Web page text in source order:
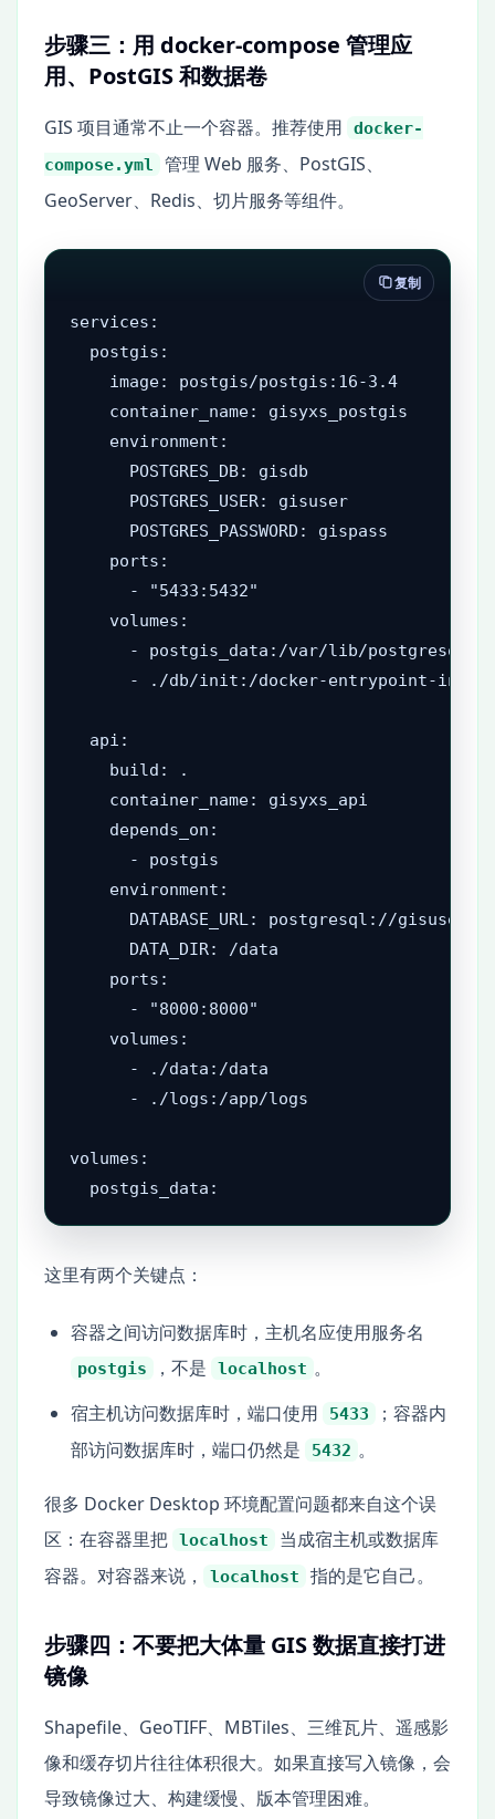
步骤三：用 docker-compose 管理应
用、PostGIS 和数据卷
GIS 项目通常不止一个容器。推荐使用
docker-
compose.yml
管理 Web 服务、PostGIS、
GeoServer、Redis、切片服务等组件。
services:
  postgis:
    image: postgis/postgis:16-3.4
    container_name: gisyxs_postgis
    environment:
      POSTGRES_DB: gisdb
      POSTGRES_USER: gisuser
      POSTGRES_PASSWORD: gispass
    ports:
      - "5433:5432"
    volumes:
- postgis_data:/var/lib/postgresql/
- ./db/init:/docker-entrypoint-
  api:
    build: .
    container_name: gisyxs_api
    depends_on:
      - postgis
    environment:
DATABASE_URL: postgresql://
      DATA_DIR: /data
    ports:
      - "8000:8000"
    volumes:
      - ./data:/data
      - ./logs:/app/logs
volumes:
  postgis_data:
复制
这里有两个关键点：
容器之间访问数据库时，主机名应使用服务名
postgis ，不是 localhost 。
宿主机访问数据库时，端口使用
5433
；容器内
部访问数据库时，端口仍然是
5432 。
很多 Docker Desktop 环境配置问题都来自这个误
区：在容器里把 localhost
当成宿主机或数据库
容器。对容器来说，
localhost 指的是它自己。
步骤四：不要把大体量 GIS 数据直接打进
镜像
Shapefile、GeoTIFF、MBTiles、三维瓦片、遥感影
像和缓存切片往往体积很大。如果直接写入镜像，会
导致镜像过大、构建缓慢、版本管理困难。